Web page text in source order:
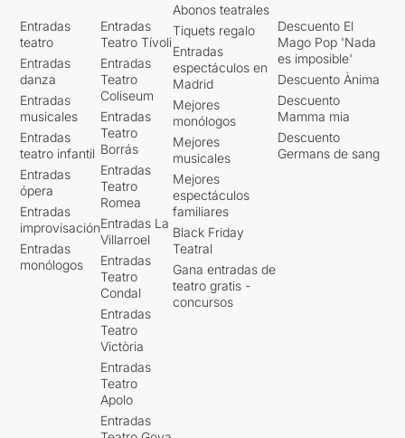
Entradas
teatro
Entradas
danza
Entradas
musicales
Entradas
teatro infantil
Entradas
ópera
Entradas
improvisación
Entradas
monólogos
Entradas
Teatro Tívoli
Entradas
Teatro
Coliseum
Entradas
Teatro
Borrás
Entradas
Teatro
Romea
Entradas La
Villarroel
Entradas
Teatro
Condal
Entradas
Teatro
Victòria
Entradas
Teatro
Apolo
Entradas
Abonos teatrales
Tiquets regalo
Entradas
espectáculos en
Madrid
Mejores
monólogos
Mejores
musicales
Mejores
espectáculos
familiares
Black Friday
Teatral
Gana entradas de
teatro gratis -
concursos
Descuento El
Mago Pop 'Nada
es imposible'
Descuento Ànima
Descuento
Mamma mia
Descuento
Germans de sang